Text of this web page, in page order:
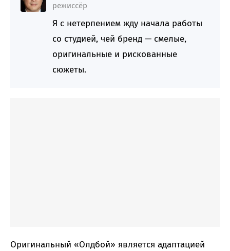
режиссёр
Я с нетерпением жду начала работы
со студией, чей бренд — смелые,
оригинальные и рискованные
сюжеты.
Оригинальный «Олдбой» является адаптацией